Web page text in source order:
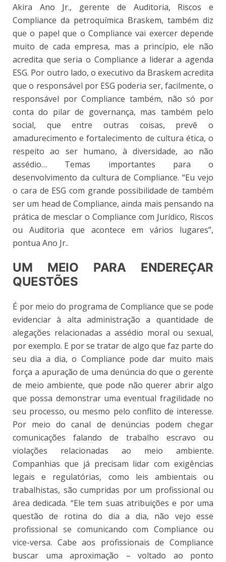
Akira Ano Jr., gerente de Auditoria, Riscos e
Compliance da petroquímica Braskem, também diz
que o papel que o Compliance vai exercer depende
muito de cada empresa, mas a princípio, ele não
acredita que seria o Compliance a liderar a agenda
ESG. Por outro lado, o executivo da Braskem acredita
que o responsável por ESG poderia ser, facilmente, o
responsável por Compliance também, não só por
conta do pilar de governança, mas também pelo
social, que entre outras coisas, prevê o
amadurecimento e fortalecimento de cultura ética, o
respeito ao ser humano, à diversidade, ao não
assédio… Temas importantes para o
desenvolvimento da cultura de Compliance. “Eu vejo
o cara de ESG com grande possibilidade de também
ser um head de Compliance, ainda mais pensando na
prática de mesclar o Compliance com Jurídico, Riscos
ou Auditoria que acontece em vários lugares”,
pontua Ano Jr..
UM MEIO PARA ENDEREÇAR
QUESTÕES
É por meio do programa de Compliance que se pode
evidenciar à alta administração a quantidade de
alegações relacionadas a assédio moral ou sexual,
por exemplo. E por se tratar de algo que faz parte do
seu dia a dia, o Compliance pode dar muito mais
força a apuração de uma denúncia do que o gerente
de meio ambiente, que pode não querer abrir algo
que possa demonstrar uma eventual fragilidade no
seu processo, ou mesmo pelo conflito de interesse.
Por meio do canal de denúncias podem chegar
comunicações falando de trabalho escravo ou
violações relacionadas ao meio ambiente.
Companhias que já precisam lidar com exigências
legais e regulatórias, como leis ambientais ou
trabalhistas, são cumpridas por um profissional ou
área dedicada. “Ele tem suas atribuições e por uma
questão de rotina do dia a dia, não vejo esse
profissional se comunicando com Compliance ou
vice-versa. Cabe aos profissionais de Compliance
buscar uma aproximação – voltado ao ponto